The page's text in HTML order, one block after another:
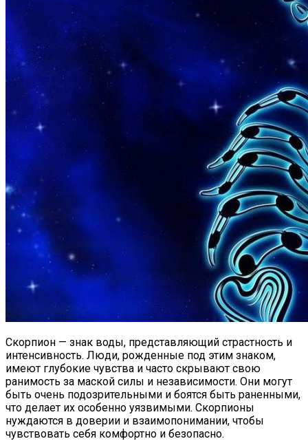
Скорпион — знак воды, представляющий страстность и
интенсивность. Люди, рожденные под этим знаком,
имеют глубокие чувства и часто скрывают свою
ранимость за маской силы и независимости. Они могут
быть очень подозрительными и боятся быть раненными,
что делает их особенно уязвимыми. Скорпионы
нуждаются в доверии и взаимопонимании, чтобы
чувствовать себя комфортно и безопасно.